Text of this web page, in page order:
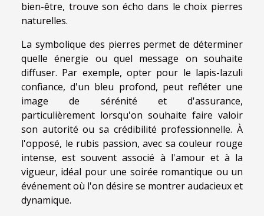
bien-être, trouve son écho dans le choix pierres
naturelles.
La symbolique des pierres permet de déterminer
quelle énergie ou quel message on souhaite
diffuser. Par exemple, opter pour le lapis-lazuli
confiance, d'un bleu profond, peut refléter une
image de sérénité et d'assurance,
particulièrement lorsqu'on souhaite faire valoir
son autorité ou sa crédibilité professionnelle. À
l'opposé, le rubis passion, avec sa couleur rouge
intense, est souvent associé à l'amour et à la
vigueur, idéal pour une soirée romantique ou un
événement où l'on désire se montrer audacieux et
dynamique.